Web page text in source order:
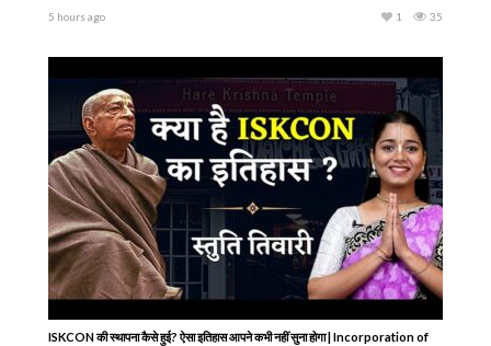
5 hours ago 35
1
ISKCON की स्थापना कैसे हुई? ऐसा इतिहास आपने कभी नहीं सुना होगा | Incorporation of